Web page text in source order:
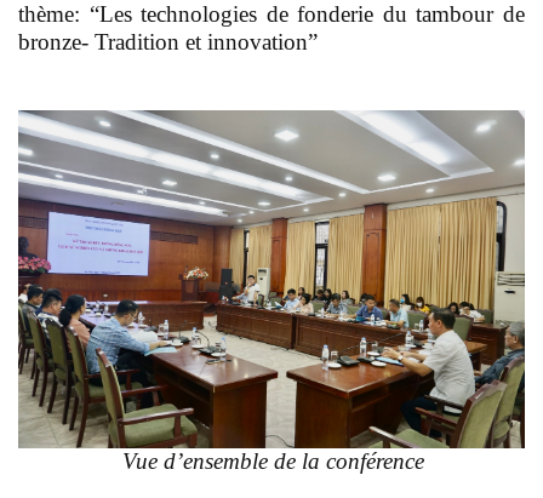
thème: “Lestechnologies de fonderie du tambour de
bronze- Tradition et innovation”
Vue d’ensemble de la conférence